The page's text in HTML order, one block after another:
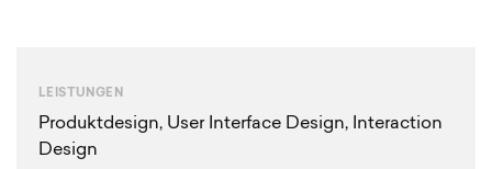
LEISTUNGEN
Produkt­design, User Interface Design, Interaction
Design